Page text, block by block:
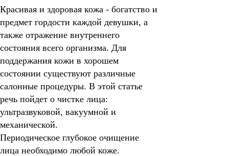
Красивая и здоровая кожа - богатство и
предмет гордости каждой девушки, а
также отражение внутреннего
состояния всего организма. Для
поддержания кожи в хорошем
состоянии существуют различные
салонные процедуры. В этой статье
речь пойдет о чистке лица:
ультразвуковой, вакуумной и
механической.
Периодическое глубокое очищение
лица необходимо любой коже.